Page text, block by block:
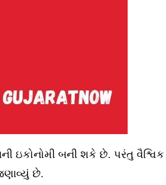
ઇકોનોમી બની શકે છે. પરંતુ વૈશ્વિક
છે.